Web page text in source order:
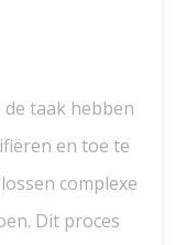
taak hebben
en toe te
complexe
Dit proces